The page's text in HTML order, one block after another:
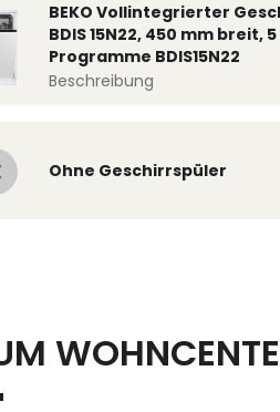
BEKO Vollintegrierter
BDIS 15N22, 450 mm breit, 5
Programme BDIS15N22
Beschreibung
Ohne Geschirrspüler